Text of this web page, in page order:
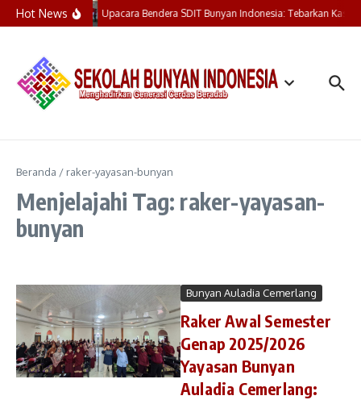
Lewati ke konten
Hot News Upacara Bendera SDIT Bunyan Indonesia: Tebarkan
Beranda / raker-yayasan-bunyan
Menjelajahi Tag: raker-yayasan-
bunyan
Bunyan Auladia Cemerlang
Raker Awal Semester
Genap 2025/2026
Yayasan Bunyan
Auladia Cemerlang: